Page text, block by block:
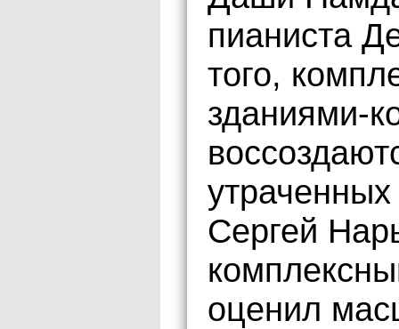
пианиста
того,
зданиями-
Сергей
оценил